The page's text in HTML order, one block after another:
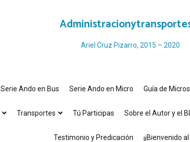
Ariel Cruz Pizarro, 2015 – 2020
Serie Ando en Bus Serie Ando en Micro Guía de
Transportes Tú Participas Sobre el Autor y el
Testimonio y Predicación ¡¡Bienvenido